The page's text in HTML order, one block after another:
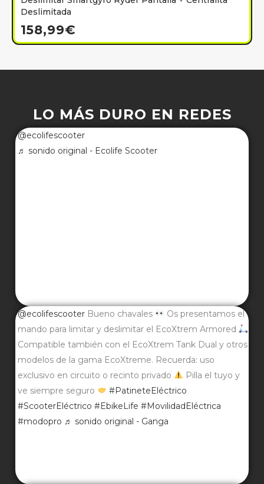
Deslimitada
158,99€
LO MÁS DURO EN REDES
@ecolifescooter
♬ sonido original - Ecolife Scooter
@ecolifescooter Bueno chavales
Os presentamos el
mando para limitar y deslimitar el EcoXtrem Armored
Compatible también con el EcoXtrem Tank Dual y otros
modelos de la gama EcoXtreme. Recuerda: uso
exclusivo en circuito o recinto privado
Pilla el tuyo y
ve siempre seguro
#PatineteEléctrico
#ScooterEléctrico #EbikeLife #MovilidadEléctrica
#modopro ♬ sonido original - Ganga